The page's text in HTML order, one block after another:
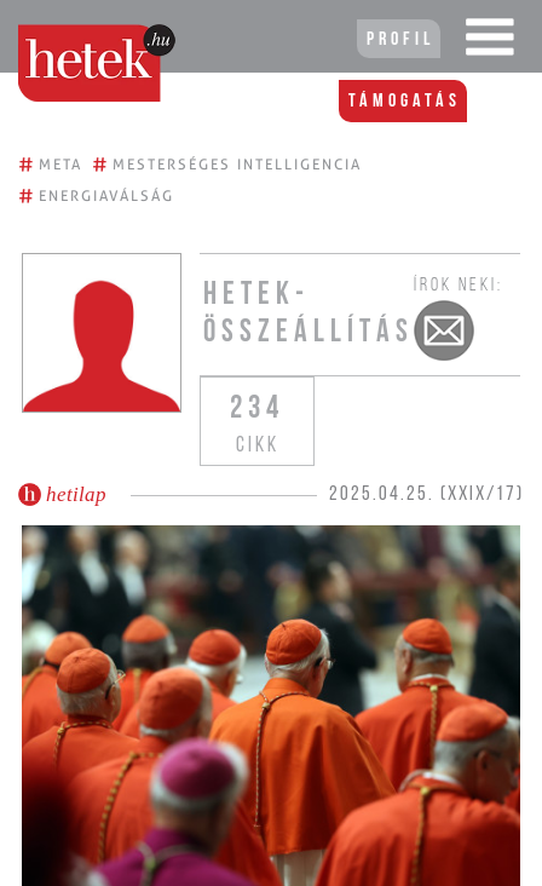
Profil
Támogatás
# META # MESTERSÉGES INTELLIGENCIA
# ENERGIAVÁLSÁG
HETEK-
ÖSSZEÁLLÍTÁS
ÍROK NEKI:
234
CIKK
hetilap 2025.04.25. (XXIX/17)